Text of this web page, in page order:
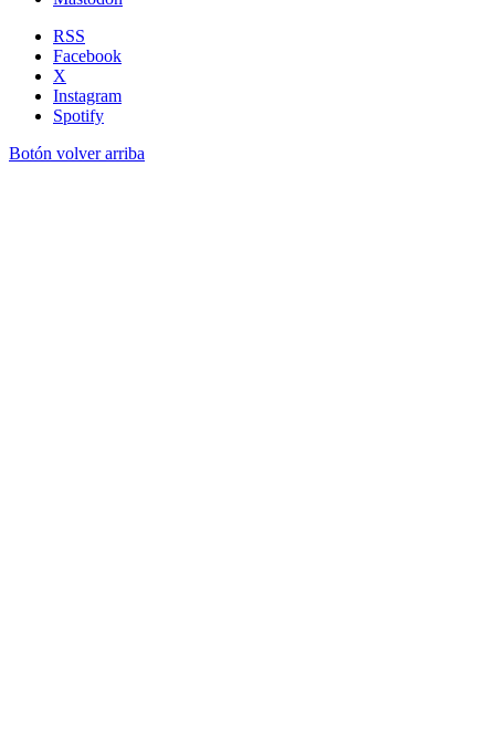
RSS
Facebook
X
Instagram
Spotify
Botón volver arriba